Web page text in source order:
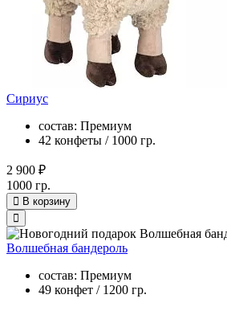
Сириус
состав: Премиум
42 конфеты / 1000 гр.
2 900 ₽
1000 гр.
В корзину
Волшебная бандероль
состав: Премиум
49 конфет / 1200 гр.